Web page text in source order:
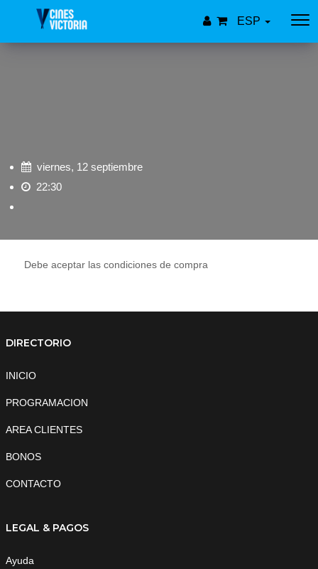
ESP
viernes, 12 septiembre
22:30
Debe aceptar las condiciones de compra
DIRECTORIO
INICIO
PROGRAMACION
AREA CLIENTES
BONOS
CONTACTO
LEGAL & PAGOS
Ayuda